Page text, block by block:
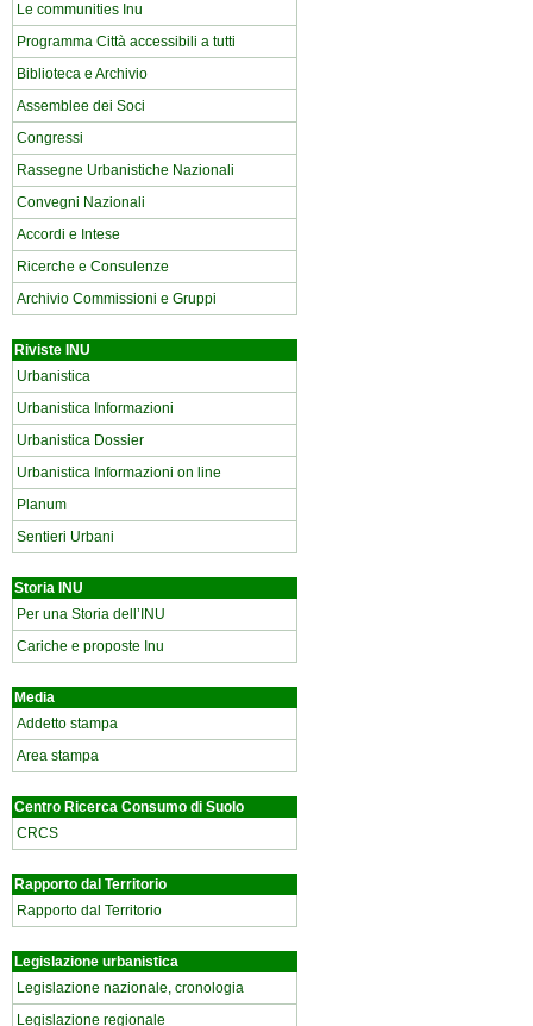
Le communities Inu
Programma Città accessibili a tutti
Biblioteca e Archivio
Assemblee dei Soci
Congressi
Rassegne Urbanistiche Nazionali
Convegni Nazionali
Accordi e Intese
Ricerche e Consulenze
Archivio Commissioni e Gruppi
Riviste INU
Urbanistica
Urbanistica Informazioni
Urbanistica Dossier
Urbanistica Informazioni on line
Planum
Sentieri Urbani
Storia INU
Per una Storia dell’INU
Cariche e proposte Inu
Media
Addetto stampa
Area stampa
Centro Ricerca Consumo di Suolo
CRCS
Rapporto dal Territorio
Rapporto dal Territorio
Legislazione urbanistica
Legislazione nazionale, cronologia
Legislazione regionale